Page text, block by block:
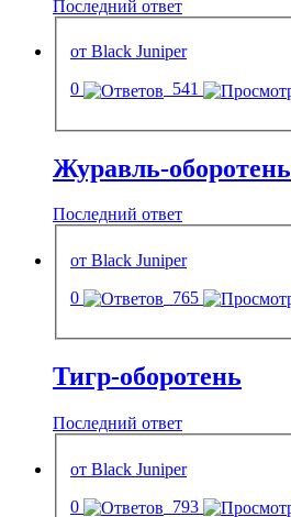
Последний ответ
от Black Juniper
0
541
Журавль-оборотень
Последний ответ
от Black Juniper
0
765
Тигр-оборотень
Последний ответ
от Black Juniper
0
793